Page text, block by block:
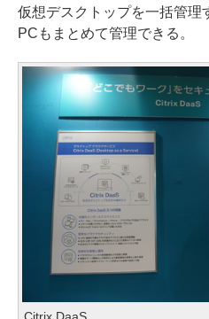
仮想デスクトップを一括管理
PCもまとめて管理できる。
Citrix DaaS